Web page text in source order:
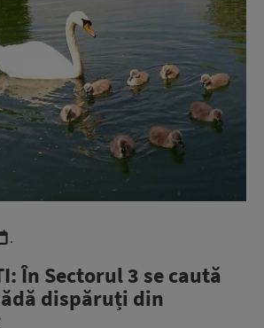
.
În Sectorul 3 se caută
dispăruți din